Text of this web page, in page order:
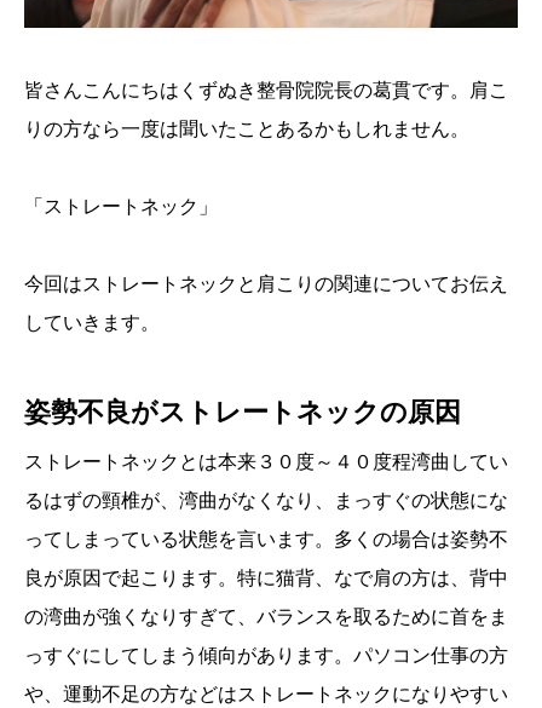
皆さんこんにちはくずぬき整骨院院長の葛貫です。肩こ
りの方なら一度は聞いたことあるかもしれません。
「ストレートネック」
今回はストレートネックと肩こりの関連についてお伝え
していきます。
姿勢不良がストレートネックの原因
ストレートネックとは本来３０度～４０度程湾曲してい
るはずの頸椎が、湾曲がなくなり、まっすぐの状態にな
ってしまっている状態を言います。多くの場合は姿勢不
良が原因で起こります。特に猫背、なで肩の方は、背中
の湾曲が強くなりすぎて、バランスを取るために首をま
っすぐにしてしまう傾向があります。パソコン仕事の方
や、運動不足の方などはストレートネックになりやすい